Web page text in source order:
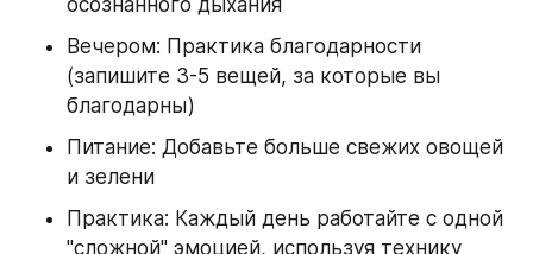
Вечером: Практика благодарности
(запишите 3-5 вещей, за которые вы
благодарны)
Питание: Добавьте больше свежих овощей
и зелени
Практика: Каждый день работайте с одной
"сложной" эмоцией, используя технику